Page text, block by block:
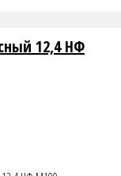
12,4 НФ